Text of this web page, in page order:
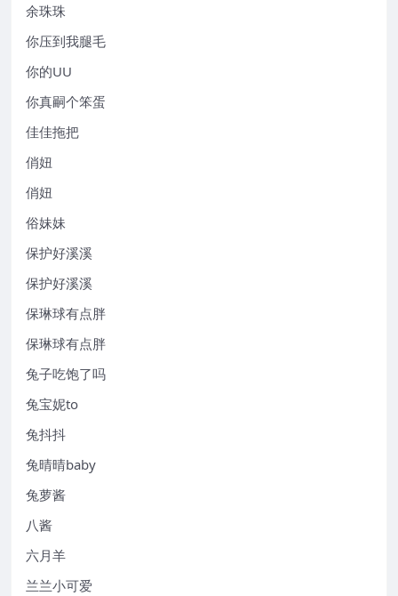
余珠珠
你压到我腿毛
你的UU
你真嗣个笨蛋
佳佳拖把
俏妞
俏妞
俗妹妹
保护好溪溪
保护好溪溪
保琳球有点胖
保琳球有点胖
兔子吃饱了吗
兔宝妮to
兔抖抖
兔晴晴baby
兔萝酱
八酱
六月羊
兰兰小可爱